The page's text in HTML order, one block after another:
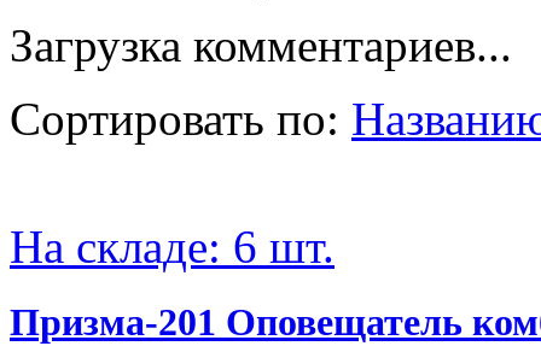
Загрузка комментариев...
Сортировать по:
На складе: 6 шт.
Призма-201 Оповещатель